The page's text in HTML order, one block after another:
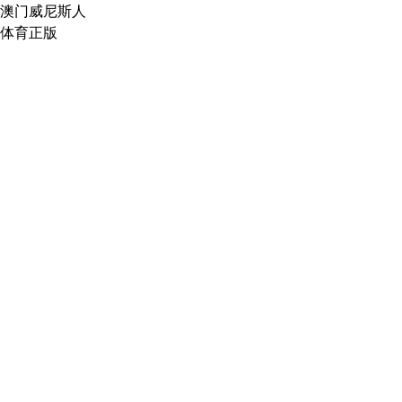
澳门威尼斯人
体育正版